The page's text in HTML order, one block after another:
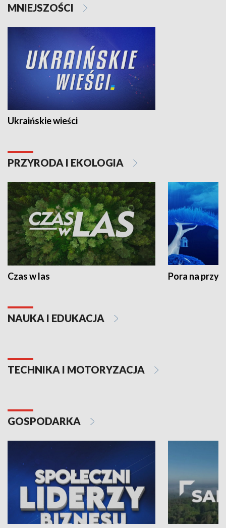
MNIEJSZOŚCI
Ukraińskie wieści
PRZYRODA I EKOLOGIA
Czas w las Pora na
NAUKA I EDUKACJA
TECHNIKA I MOTORYZACJA
GOSPODARKA